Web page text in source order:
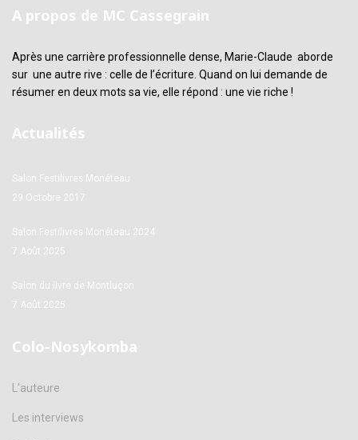
A propos de MC Cassegrain
Après une carrière professionnelle dense, Marie-Claude aborde
sur une autre rive : celle de l’écriture. Quand on lui demande de
résumer en deux mots sa vie, elle répond : une vie riche !
Actualités
Salon Festilivres Monéteau
29 Octobre 2017
Salon Festilivres Monéteau 2024
7 Août 2025
Salon du livre de Montluçon
7 Août 2025
Colo-Nosykomba
L'auteure
Les interviews